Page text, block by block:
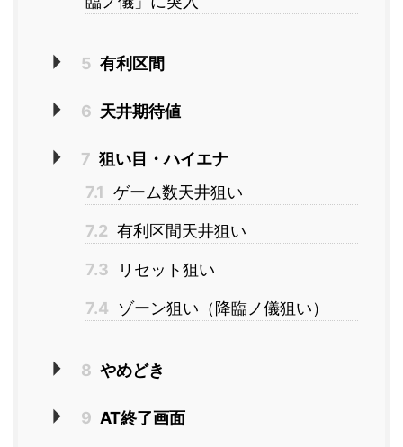
5 有利区間
6 天井期待値
7 狙い目・ハイエナ
7.1 ゲーム数天井狙い
7.2 有利区間天井狙い
7.3 リセット狙い
7.4 ゾーン狙い（降臨ノ儀狙い）
8 やめどき
9 AT終了画面